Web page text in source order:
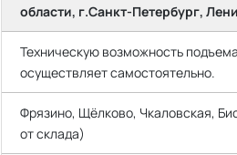
области, г.Санкт-Петербург,
Техническую возможность
осуществляет самостоятельно.
Фрязино, Щёлково, Чкаловская,
от склада)